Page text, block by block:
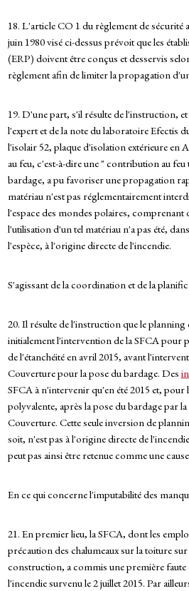
18. L'article CO 1 du règlement de sécurité
juin 1980 visé ci-dessus prévoit que les
(ERP) doivent être conçus et desservis
règlement afin de limiter la propagation
19. D'une part, s'il résulte de l'instruction,
l'expert et de la note du laboratoire Efectis
l'isolair 52, plaque d'isolation extérieure en
au feu, c'est-à-dire une " contribution au
bardage, a pu favoriser une propagation
matériau n'est pas réglementairement
l'espace des mondes polaires, comprenant
l'utilisation d'un tel matériau n'a pas été,
l'espèce, à l'origine directe de l'incendie.
S'agissant de la coordination et de la
20. Il résulte de l'instruction que le planning
initialement l'intervention de la SFCA pour
de l'étanchéité en avril 2015, avant
Couverture pour la pose du bardage. Des
SFCA à n'intervenir qu'en été 2015 et, pour
polyvalente, après la pose du bardage par
Couverture. Cette seule inversion de
soit, n'est pas à l'origine directe de
peut pas ainsi être retenue comme une
En ce qui concerne l'imputabilité des
21. En premier lieu, la SFCA, dont les
précaution des chalumeaux sur la toiture
construction, a commis une première faute
l'incendie survenu le 2 juillet 2015. Par